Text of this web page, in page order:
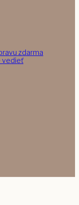
zdarma
vedieť